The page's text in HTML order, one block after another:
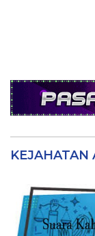
KEJAHATAN